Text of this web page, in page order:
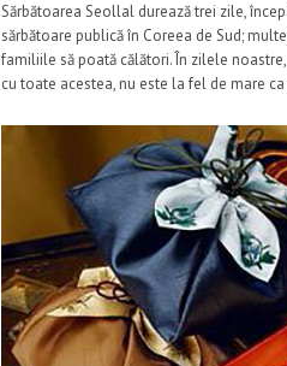
Sărbătoarea Seollal durează trei zile,
sărbătoare publică în Coreea de Sud;
familiile să poată călători. În zilele
cu toate acestea, nu este la fel de mare